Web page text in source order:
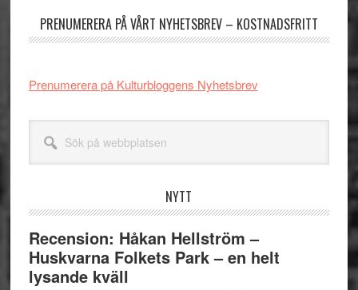
PRENUMERERA PÅ VÅRT NYHETSBREV – KOSTNADSFRITT
Prenumerera på Kulturbloggens Nyhetsbrev
webbplatsen
NYTT
Recension: Håkan Hellström –
Huskvarna Folkets Park – en helt
lysande kväll